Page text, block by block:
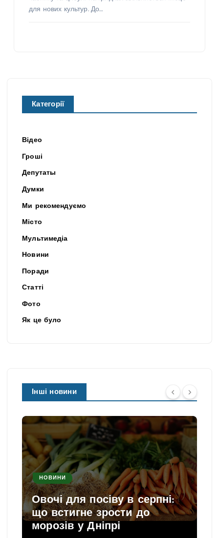
для нових культур. До…
Категорії
Відео
Гроші
Депутаты
Думки
Ми рекомендуємо
Місто
Мультимедіа
Новини
Поради
Статті
Фото
Як це було
Інші новини
НОВИНИ
Овочі для посіву в серпні:
що встигне зрости до
морозів у Дніпрі